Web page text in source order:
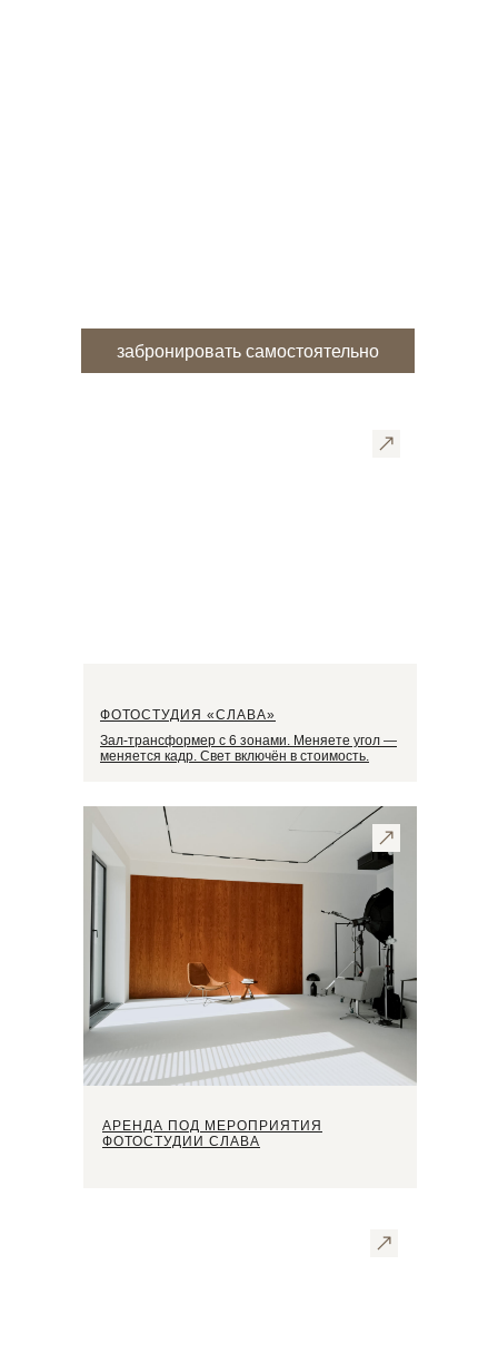
Зал-трансформер с 6 зонами. Меняете угол —
меняется кадр. Свет включён в стоимость.
АРЕНДА ПОД МЕРОПРИЯТИЯ
ФОТОСТУДИИ СЛАВА
забронировать самостоятельно
ФОТОСТУДИЯ «СЛАВА»